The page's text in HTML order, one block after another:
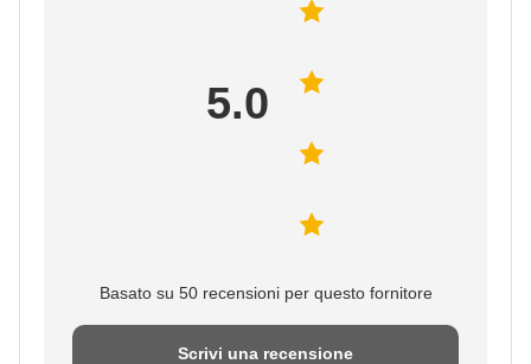
5.0
Basato su 50 recensioni per questo fornitore
Scrivi una recensione